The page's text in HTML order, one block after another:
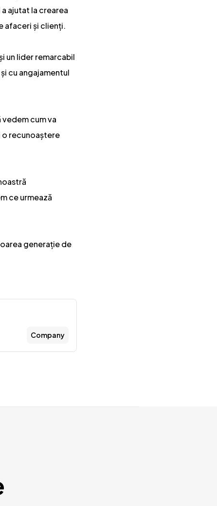
ajutat la crearea
afaceri și clienți.
un lider remarcabil
cu angajamentul
cum va
o recunoaștere
ce urmează
generație de
Company